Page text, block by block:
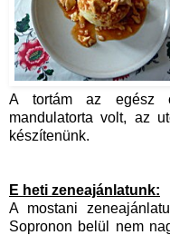
A tortám az egész
mandulatorta volt, az
készítenünk.
E heti zeneajánlatunk:
A mostani
Sopronon belül nem